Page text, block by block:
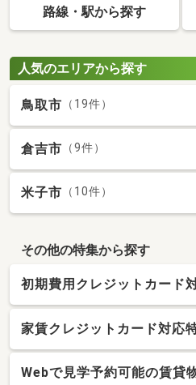
路線・駅から探す
人気のエリアから探す
鳥取市 （19件）
倉吉市 （9件）
米子市 （10件）
その他の特集から探す
初期費用クレジットカード
家賃クレジットカード対応
Webで見学予約可能の賃貸